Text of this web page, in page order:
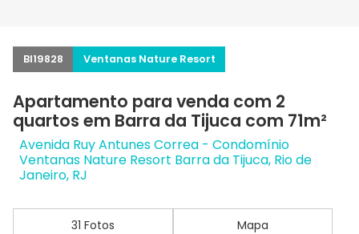
BI19828 Ventanas Nature Resort
Apartamento para venda com 2
quartos em Barra da Tijuca com 71m²
Avenida Ruy Antunes Correa - Condomínio
Ventanas Nature Resort Barra da Tijuca, Rio de
Janeiro, RJ
31 Fotos Mapa